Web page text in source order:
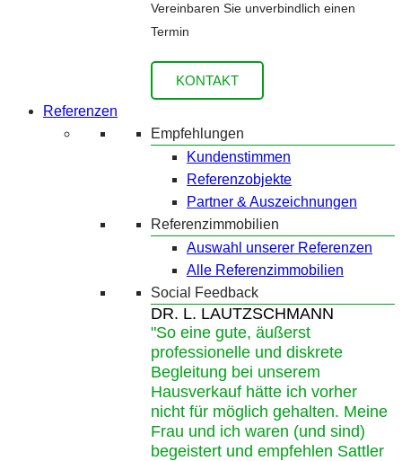
Vereinbaren Sie unverbindlich einen
Termin
KONTAKT
Referenzen
Empfehlungen
Kundenstimmen
Referenzobjekte
Partner & Auszeichnungen
Referenzimmobilien
Auswahl unserer Referenzen
Alle Referenzimmobilien
Social Feedback
DR. L. LAUTZSCHMANN
"So eine gute, äußerst
professionelle und diskrete
Begleitung bei unserem
Hausverkauf hätte ich vorher
nicht für möglich gehalten. Meine
Frau und ich waren (und sind)
begeistert und empfehlen Sattler